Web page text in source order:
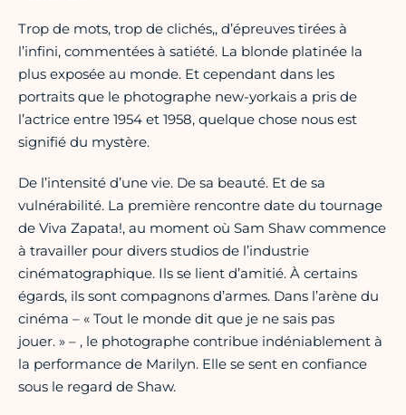
Trop de mots, trop de clichés,, d’épreuves tirées à
l’infini, commentées à satiété. La blonde platinée la
plus exposée au monde. Et cependant dans les
portraits que le photographe new-yorkais a pris de
l’actrice entre 1954 et 1958, quelque chose nous est
signifié du mystère.
De l’intensité d’une vie. De sa beauté. Et de sa
vulnérabilité. La première rencontre date du tournage
de Viva Zapata!, au moment où Sam Shaw commence
à travailler pour divers studios de l’industrie
cinématographique. Ils se lient d’amitié. À certains
égards, ils sont compagnons d’armes. Dans l’arène du
cinéma – « Tout le monde dit que je ne sais pas
jouer. » – , le photographe contribue indéniablement à
la performance de Marilyn. Elle se sent en confiance
sous le regard de Shaw.